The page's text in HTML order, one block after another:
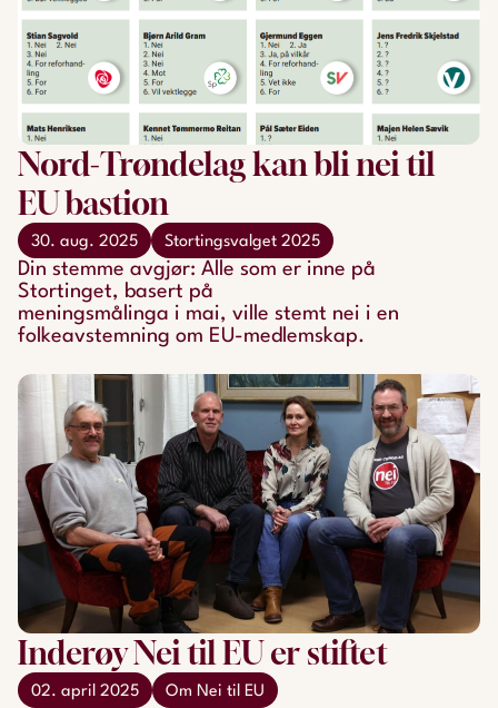
Nord-Trøndelag kan bli nei til
EU bastion
30. aug. 2025 Stortingsvalget 2025
Din stemme avgjør: Alle som er inne på
Stortinget, basert på
meningsmålinga i mai, ville stemt nei i en
folkeavstemning om EU-medlemskap.
Inderøy Nei til EU er stiftet
02. april 2025 Om Nei til EU